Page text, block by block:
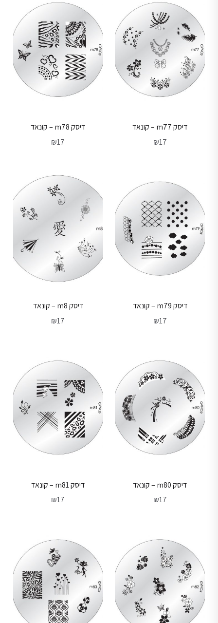
דיסק m77 – קונאד
₪17
דיסק m78 – קונאד
₪17
דיסק m79 – קונאד
₪17
דיסק m8 – קונאד
₪17
דיסק m80 – קונאד
₪17
דיסק m81 – קונאד
₪17